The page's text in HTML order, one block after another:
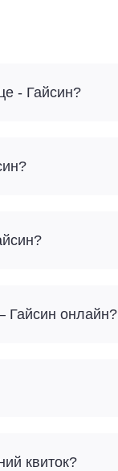
- Гайсин?
Гайсин онлайн?
квиток?